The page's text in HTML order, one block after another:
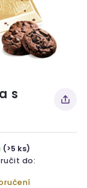
s
(>5 ks)
do: